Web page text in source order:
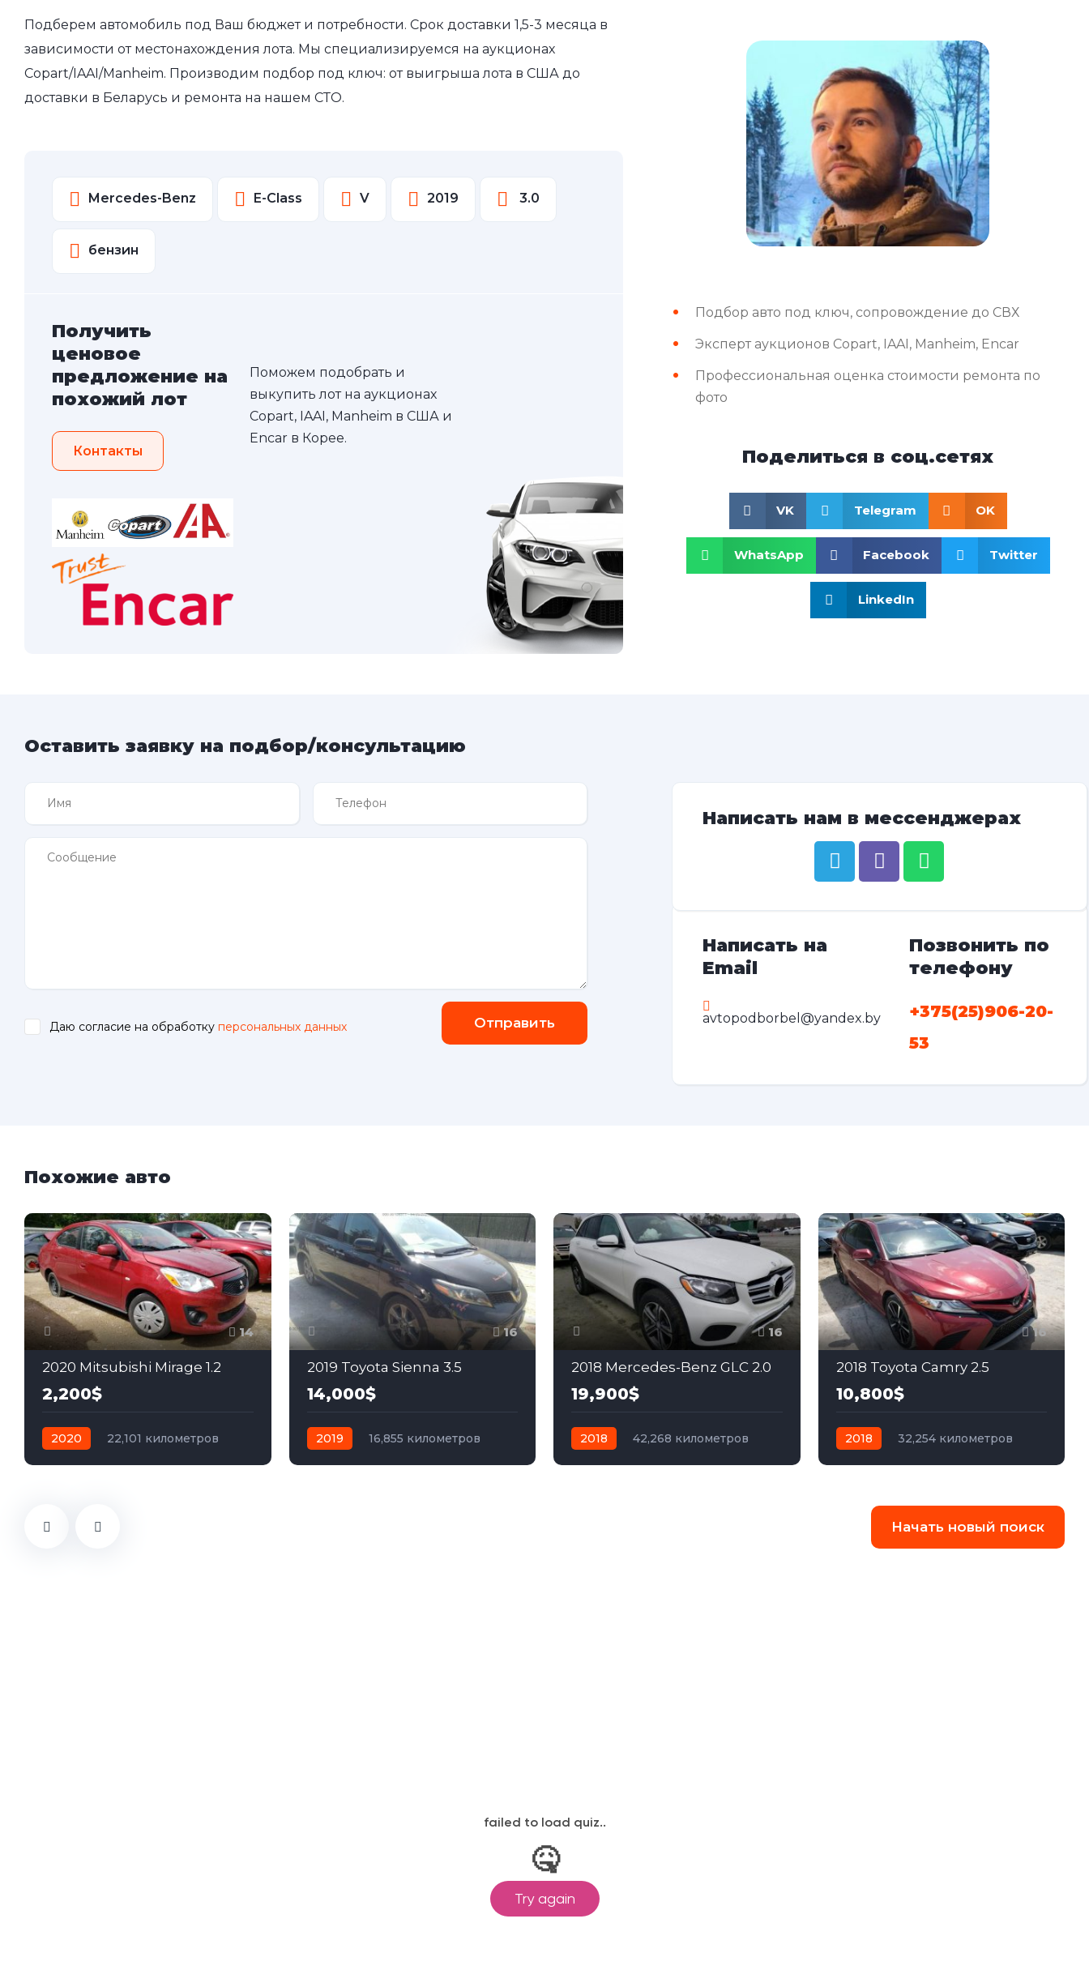
Подберем автомобиль под Ваш бюджет и потребности. Срок доставки 1,5-3 месяца в
зависимости от местонахождения лота. Мы специализируемся на аукционах
Copart/IAAI/Manheim. Производим подбор под ключ: от выигрыша лота в США до
доставки в Беларусь и ремонта на нашем СТО.
Mercedes-Benz E-Class V 2019 3.0
бензин
Получить
ценовое
предложение на
похожий лот
Контакты
Поможем подобрать и
выкупить лот на аукционах
Copart, IAAI, Manheim в США и
Encar в Корее.
Подбор авто под ключ, сопровождение до СВХ
Эксперт аукционов Copart, IAAI, Manheim, Encar
Профессиональная оценка стоимости ремонта по
фото
Поделиться в соц.сетях
VK Telegram OK
WhatsApp Facebook Twitter
LinkedIn
Оставить заявку на подбор/консультацию
Даю согласие на обработку персональных данных Отправить
Написать нам в мессенджерах
Написать на
Email
avtopodborbel@yandex.by
Позвонить по
телефону
+375(25)906-20-
53
Похожие авто
14
2020 Mitsubishi Mirage 1.2
2,200$
2020
22,101 километров
16
2019 Toyota Sienna 3.5
14,000$
2019
16,855 километров
16
2018 Mercedes-Benz GLC 2.0
19,900$
2018
42,268 километров
16
2018 Toyota Camry 2.5
10,800$
2018
32,254 километров
Начать новый поиск